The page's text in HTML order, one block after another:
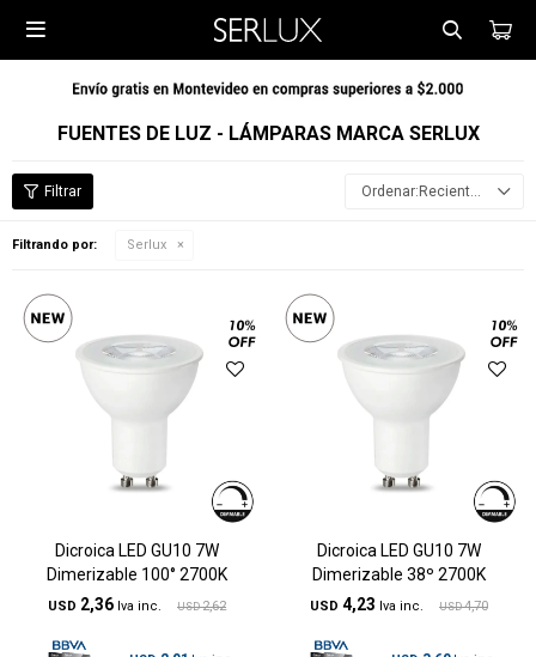

FUENTES DE LUZ - LÁMPARAS MARCA SERLUX
Recientes
Filtrando por: Serlux
Dicroica LED GU10 7W
Dimerizable 100° 2700K
USD 2,36 USD 2,62
Dicroica LED GU10 7W
Dimerizable 38º 2700K
USD 4,23 USD 4,70